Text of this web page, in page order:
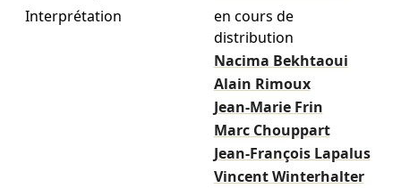
Interprétation
en cours de
distribution
Nacima Bekhtaoui
Alain Rimoux
Jean-Marie Frin
Marc Chouppart
Jean-François Lapalus
Vincent Winterhalter